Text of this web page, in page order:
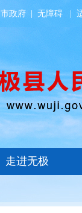
市政府 无障碍